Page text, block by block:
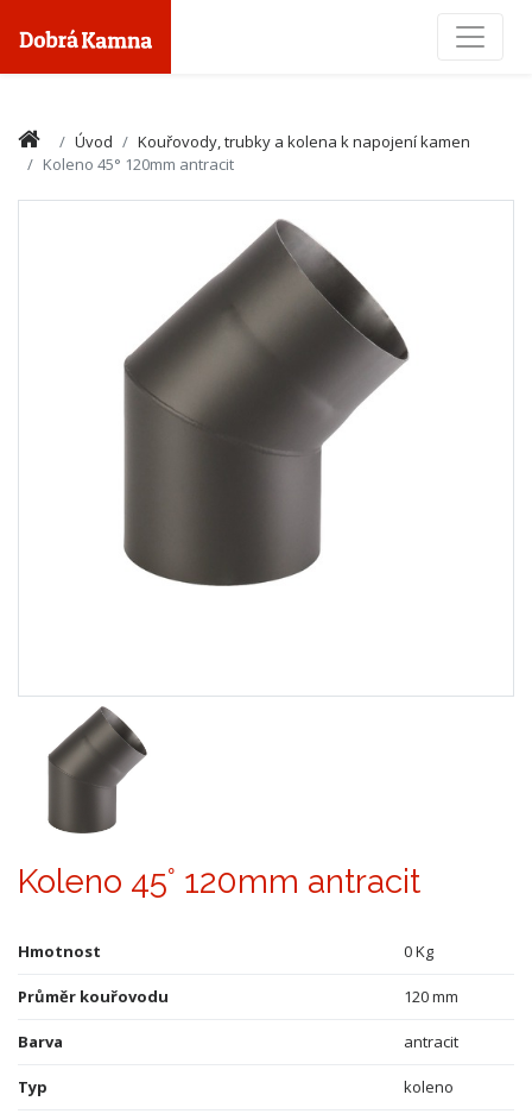
Úvod
Kouřovody, trubky a kolena k napojení kamen
Koleno 45° 120mm antracit
Koleno 45° 120mm antracit
Hmotnost 0 Kg
Průměr kouřovodu 120 mm
Barva antracit
Typ koleno